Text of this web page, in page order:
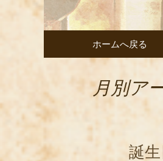
コンテンツへ移動
ホームへ戻る
月別ア
誕